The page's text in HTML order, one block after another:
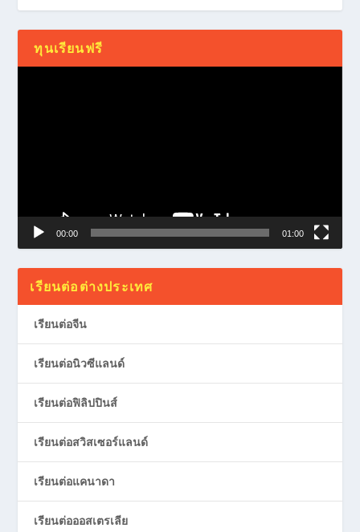
ทุนเรียนฟรี
00:00 01:00
เรียนต่อต่างประเทศ
เรียนต่อจีน
เรียนต่อนิวซีแลนด์
เรียนต่อฟิลิปปินส์
เรียนต่อสวิสเซอร์แลนด์
เรียนต่อแคนาดา
เรียนต่อออสเตรเลีย